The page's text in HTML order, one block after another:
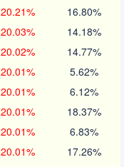
20.21% 16.80%
20.03% 14.18%
20.02% 14.77%
20.01% 5.62%
20.01% 6.12%
20.01% 18.37%
20.01% 6.83%
20.01% 17.26%